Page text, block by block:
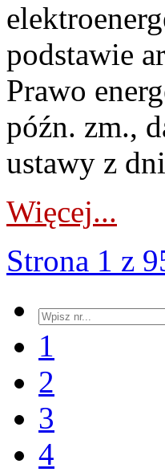
podstawie
Prawo
późn. zm.,
ustawy z
Więcej...
Strona 1 z
1
2
3
4